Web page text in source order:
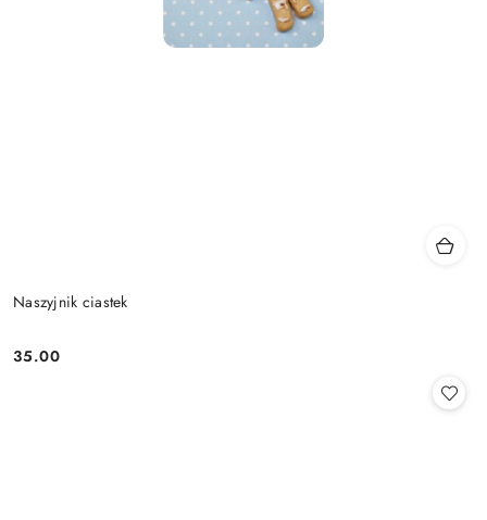
Naszyjnik ciastek
Cena:
35.00